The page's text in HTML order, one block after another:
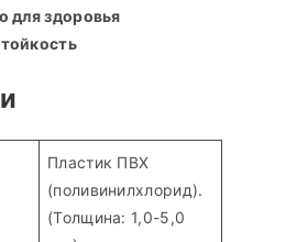
для здоровья
Пластик ПВХ
(поливинилхлорид).
(Толщина: 1,0-5,0